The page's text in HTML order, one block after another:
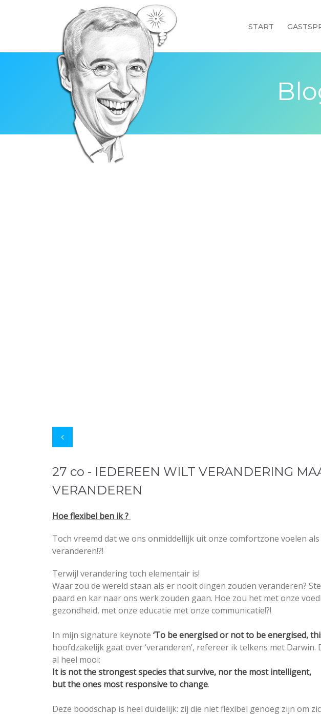
START
27 co - IEDEREEN WILT VERANDERING
VERANDEREN
Hoe flexibel ben ik ?
Toch vreemd dat we ons onmiddellijk uit onze comfortzone voelen
veranderen!?!
Terwijl verandering toch elementair is!
Waar zou de wereld staan als er nooit dingen zouden veranderen?
paard en kar naar ons werk zouden gaan. Hoe zou het met onze
gezondheid, met onze educatie met onze communicatie!?!
In mijn signature keynote ‘To be energised or not to be energised,
hoofdzakelijk gaat over ‘veranderen’, refereer ik telkens met
al heel mooi:
It is not the strongest species that survive, nor the most intelligent,
but the ones most responsive to change.
Deze boodschap is heel duidelijk: zij die niet flexibel genoeg zijn om